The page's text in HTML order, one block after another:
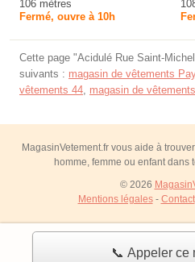
📞 Appeler ce
106 mètres
Fermé, ouvre à 10h
Cette page "Acidulé Rue Saint-
suivants : magasin de vêtements
vêtements 44, magasin de
MagasinVetement.fr vous aide à
homme, femme ou enfant dans
© 2026
Mentions légales- Contact